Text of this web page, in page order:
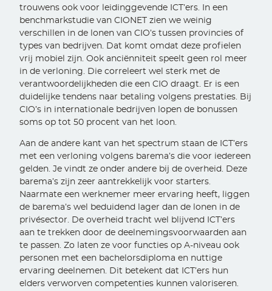
trouwens ook voor leidinggevende ICT’ers. In een
benchmarkstudie van CIONET zien we weinig
verschillen in de lonen van CIO’s tussen provincies of
types van bedrijven. Dat komt omdat deze profielen
vrij mobiel zijn. Ook anciënniteit speelt geen rol meer
in de verloning. Die correleert wel sterk met de
verantwoordelijkheden die een CIO draagt. Er is een
duidelijke tendens naar betaling volgens prestaties. Bij
CIO’s in internationale bedrijven lopen de bonussen
soms op tot 50 procent van het loon.
Aan de andere kant van het spectrum staan de ICT’ers
met een verloning volgens barema’s die voor iedereen
gelden. Je vindt ze onder andere bij de overheid. Deze
barema’s zijn zeer aantrekkelijk voor starters.
Naarmate een werknemer meer ervaring heeft, liggen
de barema’s wel beduidend lager dan de lonen in de
privésector. De overheid tracht wel blijvend ICT’ers
aan te trekken door de deelnemingsvoorwaarden aan
te passen. Zo laten ze voor functies op A-niveau ook
personen met een bachelorsdiploma en nuttige
ervaring deelnemen. Dit betekent dat ICT’ers hun
elders verworven competenties kunnen valoriseren.